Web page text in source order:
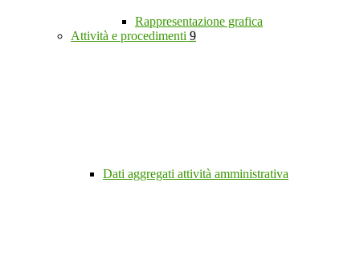
Rappresentazione grafica
Attività e procedimenti 9
Dati aggregati attività amministrativa